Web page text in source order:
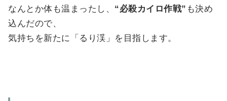
なんとか体も温まったし、 “必殺カイロ作戦” も決め
込んだので、
気持ちを新たに「るり渓」を目指します。